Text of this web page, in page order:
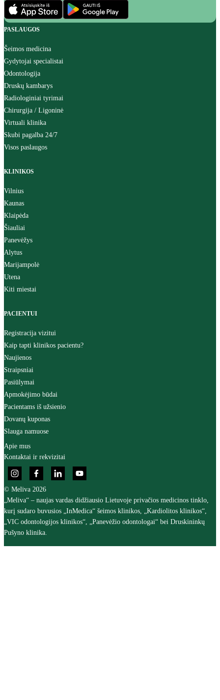
PASLAUGOS
Šeimos medicina
Gydytojai specialistai
Odontologija
Druskų kambarys
Radiologiniai tyrimai
Chirurgija / Ligoninė
Virtuali klinika
Skubi pagalba 24/7
Visos paslaugos
KLINIKOS
Vilnius
Kaunas
Klaipėda
Šiauliai
Panevėžys
Alytus
Marijampolė
Utena
Kiti miestai
PACIENTUI
Registracija vizitui
Kaip tapti klinikos pacientu?
Naujienos
Straipsniai
Pasiūlymai
Apmokėjimo būdai
Pacientams iš užsienio
Dovanų kuponas
Slauga namuose
Apie mus
Kontaktai ir rekvizitai
© Meliva 2026
„Meliva“ – naujas vardas didžiausio Lietuvoje privačios medicinos tinklo,
kurį sudaro buvusios „InMedica“ šeimos klinikos, „Kardiolitos klinikos“,
„VIC odontologijos klinikos“, „Panevėžio odontologai“ bei Druskininkų
Pušyno klinika.